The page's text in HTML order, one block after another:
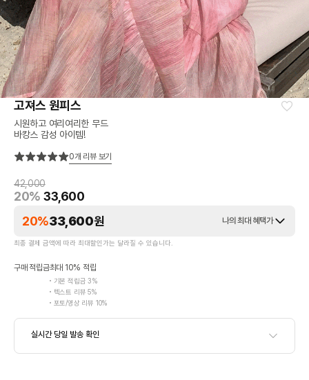
고져스 원피스
시원하고 여리여리한 무드
바캉스 감성 아이템!
0개 리뷰 보기
20%33,600원 나의 최대 혜택가
최종 결제 금액에 따라 최대할인가는 달라질 수 있습니다.
42,000
20% 33,600
구매 적립금최대 10% 적립
기본 적립금 3%
텍스트 리뷰 5%
포토/영상 리뷰 10%